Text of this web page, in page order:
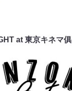
at 東京キネマ俱